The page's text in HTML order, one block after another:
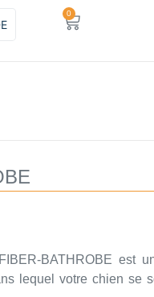
0
BATHROBE est
lequel votre chien se